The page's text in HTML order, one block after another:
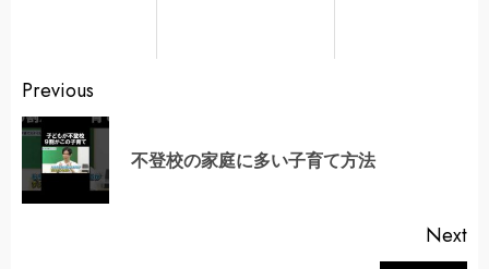
Continue
Reading
Previous
不登校の家庭に多い子育て方法
Next